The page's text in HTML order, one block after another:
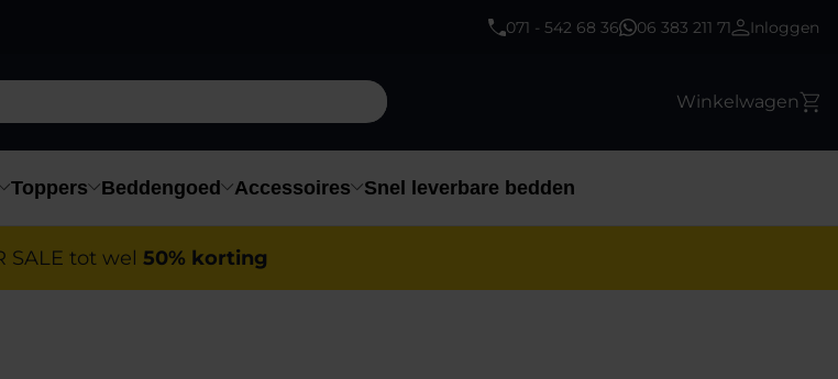
071 - 542 68 36 06 383 211 71 Inloggen
Winkelwagen
Toppers Beddengoed Accessoires Snel leverbare bedden
SALE tot wel 50% korting